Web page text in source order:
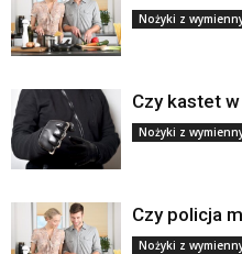
Nożyki z
Czy kastet
Nożyki z
Czy policja
Nożyki z